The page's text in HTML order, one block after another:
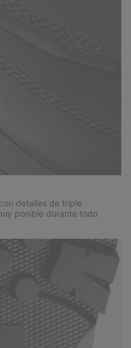
detalles de triple
ponible durante todo